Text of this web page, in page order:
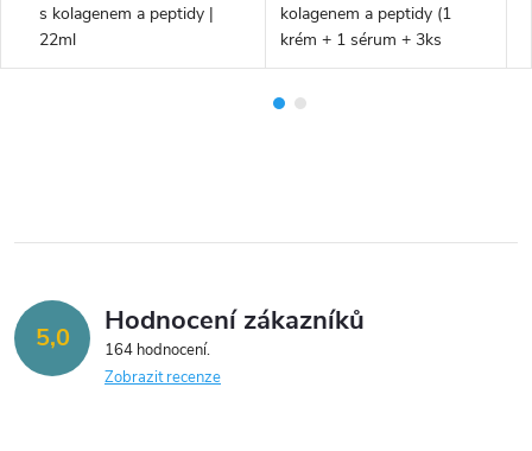
s kolagenem a peptidy |
22ml
kolagenem a peptidy (1
krém + 1 sérum + 3ks
masek zdarma)
5,0 Hodnocení zákazníků
164 hodnocení
Zobrazit recenze